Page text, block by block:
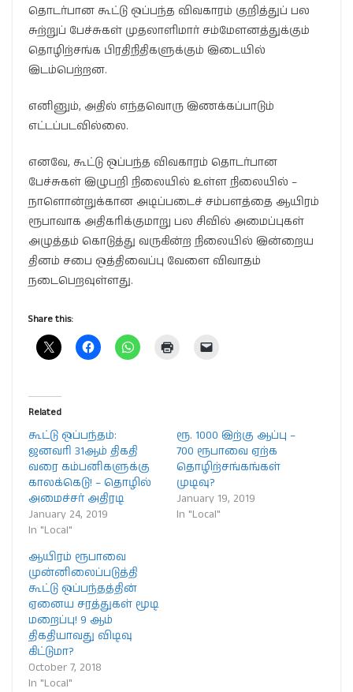
தொடர்பான கூட்டு ஒப்பந்த விவகாரம் குறித்துப் பல
சுற்றுப் பேச்சுகள் முதலாளிமார் சம்மேளனத்துக்கும்
தொழிற்சங்க பிரதிநிதிகளுக்கும் இடையில்
இடம்பெற்றன.
எனினும், அதில் எந்தவொரு இணக்கப்பாடும்
எட்டப்படவில்லை.
எனவே, கூட்டு ஒப்பந்த விவகாரம் தொடர்பான
பேச்சுகள் இழுபறி நிலையில் உள்ள நிலையில் –
நாளொன்றுக்கான அடிப்படைச் சம்பளத்தை ஆயிரம்
ரூபாவாக அதிகரிக்குமாறு பல சிவில் அமைப்புகள்
அழுத்தம் கொடுத்து வருகின்ற நிலையில் இன்றைய
தினம் சபை ஒத்திவைப்பு வேளை விவாதம்
நடைபெறவுள்ளது.
Share this:
Related
கூட்டு ஒப்பந்தம்:
ஜனவரி 31ஆம் திகதி
வரை கம்பனிகளுக்கு
காலக்கெடு! – தொழில்
அமைச்சர் அதிரடி
January 24, 2019
In "Local"
ரூ. 1000 இற்கு ஆப்பு –
700 ரூபாவை ஏற்க
தொழிற்சங்கங்கள்
முடிவு?
January 19, 2019
In "Local"
ஆயிரம் ரூபாவை
முன்னிலைப்படுத்தி
கூட்டு ஒப்பந்தத்தின்
ஏனைய சரத்துகள் மூடி
மறைப்பு! 9 ஆம்
திகதியாவது விடிவு
கிட்டுமா?
October 7, 2018
In "Local"